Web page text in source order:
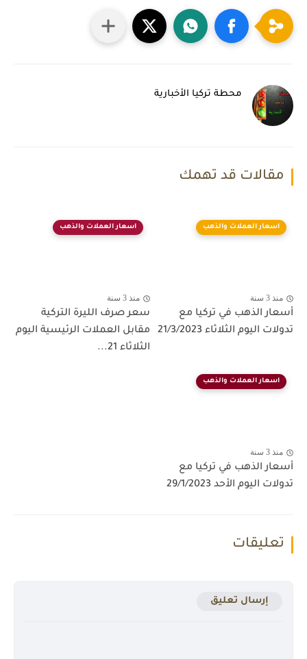
محطة تركيا الأخبارية
مقالات قد تهمك
اسعار العملات والذهب
منذ 3 سنة
أسعار الذهب في تركيا مع
تدولات اليوم الثلاثاء 21/3/2023
اسعار العملات والذهب
منذ 3 سنة
سعر صرف الليرة التركية
مقابل العملات الرئيسية اليوم
الثلاثاء 21...
اسعار العملات والذهب
منذ 3 سنة
أسعار الذهب في تركيا مع
تدولات اليوم الأحد 29/1/2023
تعليقات
إرسال تعليق